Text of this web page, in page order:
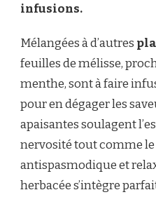
infusions.
Mélangées à d’autres
feuilles de mélisse,
menthe, sont à faire
pour en dégager les
apaisantes soulagent
nervosité tout comme le
antispasmodique et
herbacée s’intègre